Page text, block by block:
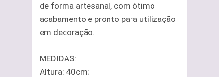
de forma artesanal, com ótimo
acabamento e pronto para utilização
em decoração.
MEDIDAS:
Altura: 40cm;